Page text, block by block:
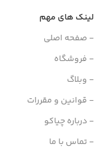
لینک های مهم
- صفحه اصلی
- فروشگاه
- وبلاگ
- قوانین و مقررات
- درباره چیاکو
- تماس با ما